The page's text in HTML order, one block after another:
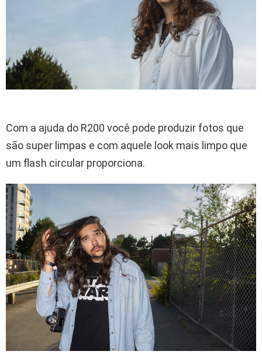
Com a ajuda do R200 você pode produzir fotos que
são super limpas e com aquele look mais limpo que
um flash circular proporciona.